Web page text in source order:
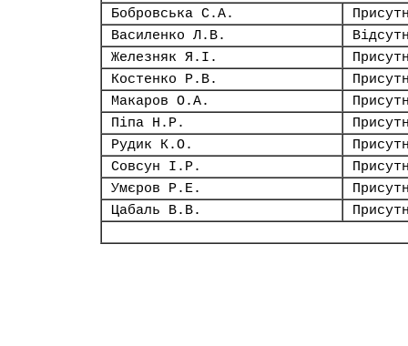
Бобровська С.А.
Василенко Л.В.
Железняк Я.І.
Костенко Р.В.
Макаров О.А.
Піпа Н.Р.
Рудик К.О.
Совсун І.Р.
Умєров Р.Е.
Цабаль В.В.